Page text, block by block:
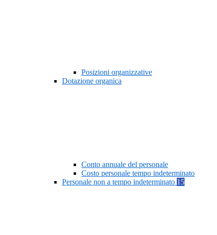
Posizioni organizzative
Dotazione organica
Conto annuale del personale
Costo personale tempo indeterminato
Personale non a tempo indeterminato 15